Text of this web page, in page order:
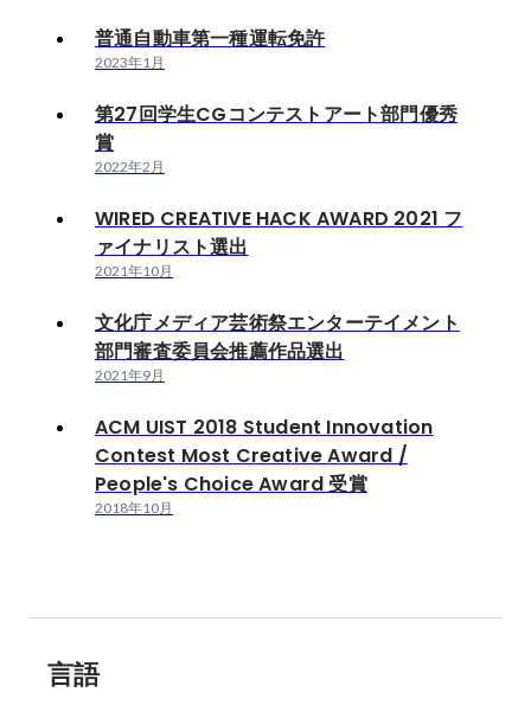
普通自動車第一種運転免許
2023年1月
第27回学生CGコンテストアート部門優秀
賞
2022年2月
WIRED CREATIVE HACK AWARD 2021 フ
ァイナリスト選出
2021年10月
文化庁メディア芸術祭エンターテイメント
部門審査委員会推薦作品選出
2021年9月
ACM UIST 2018 Student Innovation
Contest Most Creative Award /
People's Choice Award 受賞
2018年10月
言語